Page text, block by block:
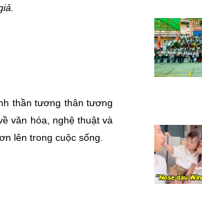
thần tương thân tương
văn hóa, nghệ thuật và
lên trong cuộc sống.